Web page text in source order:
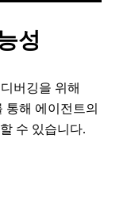
성
버깅을 위해
통해 에이전트의
수 있습니다.